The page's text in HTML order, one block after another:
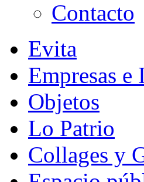
Contacto
Evita
Empresas
Objetos
Lo Patrio
Collages y